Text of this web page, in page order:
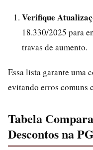
Verifique
18.330/2025 para
travas de aumento.
Essa lista garante uma
evitando erros comuns
Tabela
Descontos na